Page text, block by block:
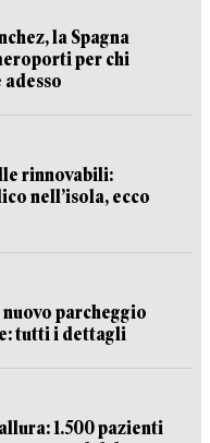
la Spagna
per chi
rinnovabili:
nell’isola, ecco
nuovo parcheggio
tutti i dettagli
1.500 pazienti